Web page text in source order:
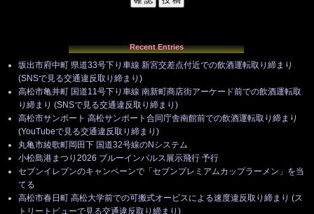
Recent Entries
坂出市府中町 県道33号下り車線 新宮交差点付近での飲酒運転取り締まり
(SNSで見る交通違反取り締まり)
高松市亀井町 国道11号下り車線 南新町商店街アーケード前での飲酒運転取
り締まり (SNSで見る交通違反取り締まり)
高松市サンポート 高松サンポート合同庁舎南館前での飲酒運転取り締まり
(YouTubeで見る交通違反取り締まり)
丸亀市綾歌町岡田下 国道32号線のNシステム
小松島港まつり2026 ブルーインパルス展示飛行 予行
セブンイレブンのキャンペーンで「セブンプレミアムカップラーメン」を当
てる
高松市春日町 高松大学前での可搬式オービスによる速度違反取り締まり (ス
トリートビューで見る交通違反取り締まり)